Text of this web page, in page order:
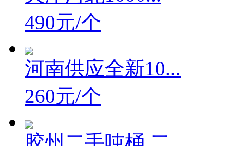
天津河北1000...
490元/个
河南供应全新10...
260元/个